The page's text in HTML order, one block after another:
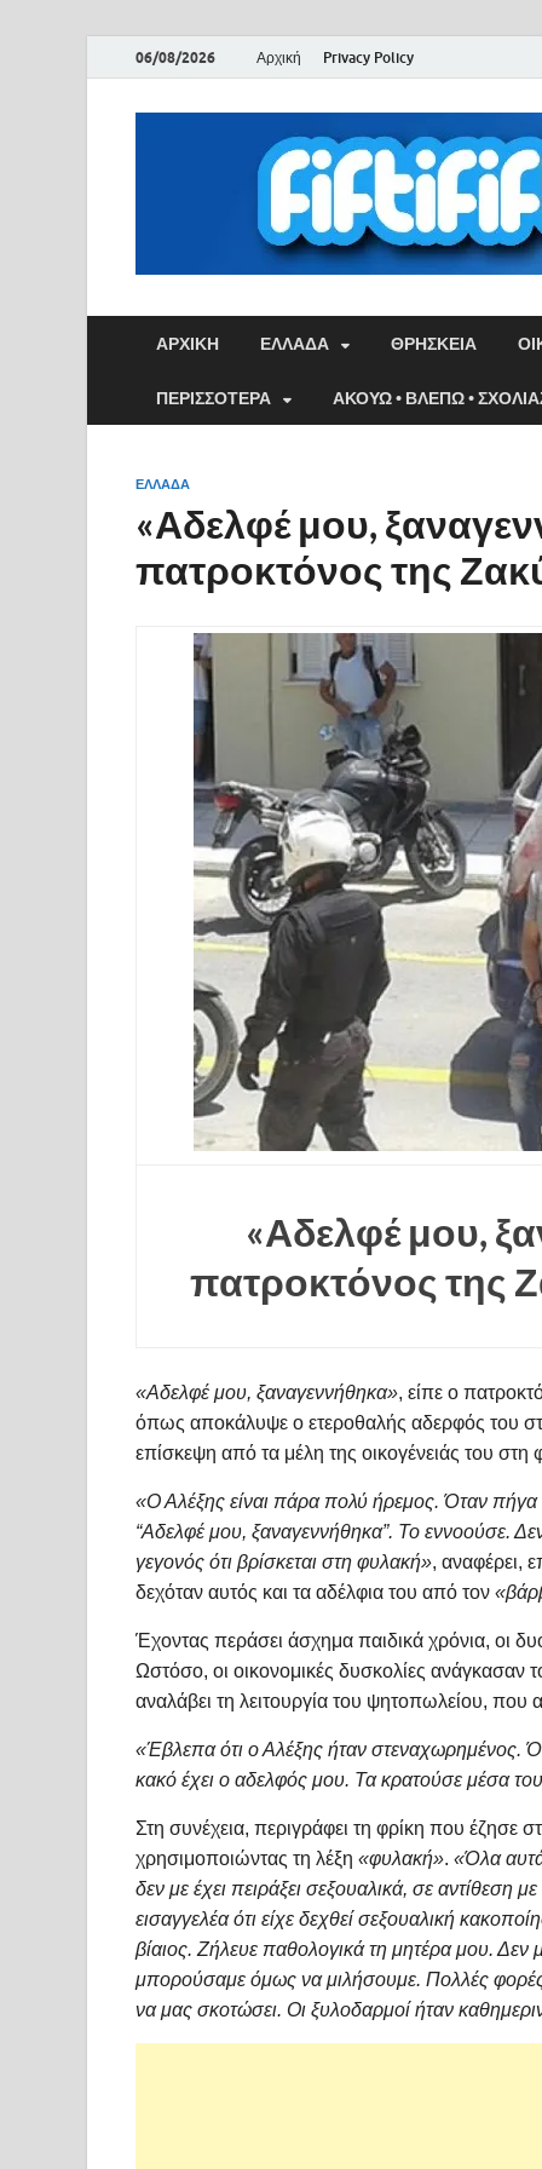
06/08/2026 Αρχική Privacy Policy
ΑΡΧΙΚΉ ΕΛΛΑΔΑ ΘΡΗΣΚΕΙΑ
ΠΕΡΙΣΣΟΤΕΡΑ ΑΚΟΥΩ • ΒΛΕΠΩ •
ΕΛΛΑΔΑ
«Αδελφέ μου,
πατροκτόνος της
«Αδελφέ μου,
πατροκτόνος της
«Αδελφέ μου, ξαναγεννήθηκα», είπε ο
όπως αποκάλυψε ο ετεροθαλής αδερφός του
επίσκεψη από τα μέλη της οικογένειάς του στη
«Ο Αλέξης είναι πάρα πολύ ήρεμος. Όταν
“Αδελφέ μου, ξαναγεννήθηκα”. Το εννοούσε.
γεγονός ότι βρίσκεται στη φυλακή», αναφέρει,
δεχόταν αυτός και τα αδέλφια του από τον
Έχοντας περάσει άσχημα παιδικά χρόνια, οι
Ωστόσο, οι οικονομικές δυσκολίες ανάγκασαν
αναλάβει τη λειτουργία του ψητοπωλείου, που
«Έβλεπα ότι ο Αλέξης ήταν στεναχωρημένος.
κακό έχει ο αδελφός μου. Τα κρατούσε μέσα
Στη συνέχεια, περιγράφει τη φρίκη που έζησε
χρησιμοποιώντας τη λέξη «φυλακή». «Όλα
δεν με έχει πειράξει σεξουαλικά, σε αντίθεση
εισαγγελέα ότι είχε δεχθεί σεξουαλική
βίαιος. Ζήλευε παθολογικά τη μητέρα μου.
μπορούσαμε όμως να μιλήσουμε. Πολλές φορές
να μας σκοτώσει. Οι ξυλοδαρμοί ήταν